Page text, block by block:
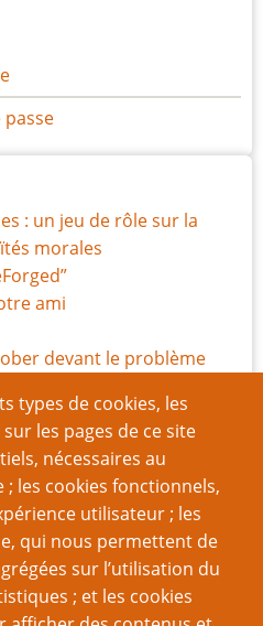
types de cookies, les
les pages de ce site
nécessaires au
les cookies fonctionnels,
utilisateur ; les
qui nous permettent de
sur l’utilisation du
; et les cookies
: un jeu de rôle sur la
morales
ami
devant le problème
point de contact ?
de jeux
6
Page
suivante
››